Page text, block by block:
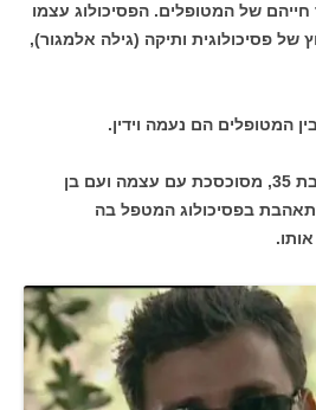
חייהם של המטופלים. הפסיכולוג עצמו
של פסיכולוגית ותיקה (גילה אלמגור),
המטופלים הם נעמה וידין.
נעמה (איילת זורר), אשה בת 35, מסוכסכת עם עצמה ועם בן
בפסיכולוג המטפל בה